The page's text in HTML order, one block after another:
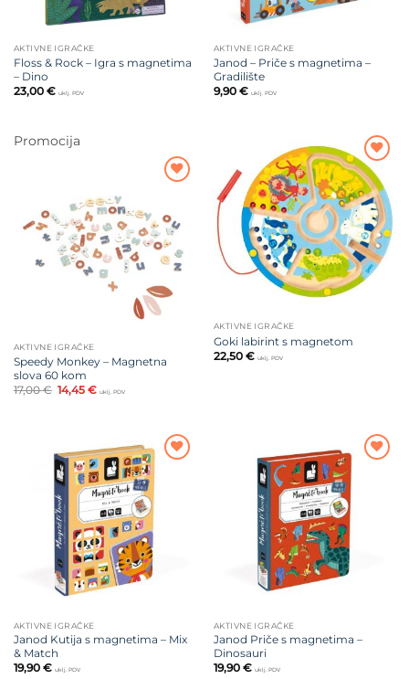
AKTIVNE IGRAČKE
Floss & Rock – Igra s magnetima
– Dino
23,00 € uklj. PDV
AKTIVNE IGRAČKE
Janod – Priče s magnetima –
Gradilište
9,90 € uklj. PDV
Promocija
želja
AKTIVNE IGRAČKE
Speedy Monkey – Magnetna
slova 60 kom
17,00€ Izvorna
cijena
14,45€Trenutna
uklj. PDV
Dodajte
na listu
želja
AKTIVNE IGRAČKE
Goki labirint s magnetom
22,50 € uklj. PDV
AKTIVNE IGRAČKE
Janod Kutija s magnetima – Mix
& Match
19,90 € uklj. PDV
Dodajte
na listu
AKTIVNE IGRAČKE
Janod Priče s magnetima –
Dinosauri
19,90 € uklj. PDV